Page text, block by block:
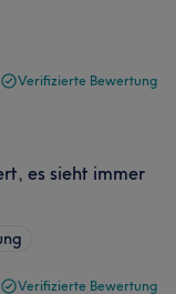
Verifizierte Bewertung
es sieht immer
Verifizierte Bewertung